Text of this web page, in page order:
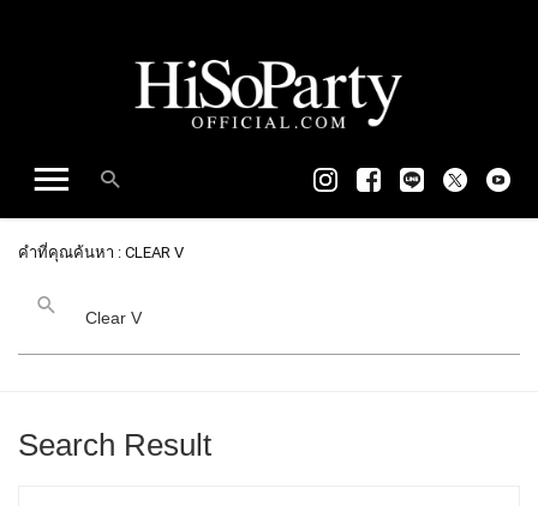
คำที่คุณค้นหา : CLEAR V
Search Result